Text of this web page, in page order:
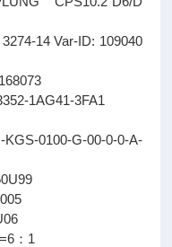
14 Var-ID: 109040
40 168073
1AG41-3FA1
0100-G-00-0-0-A-
U06
i=6：1